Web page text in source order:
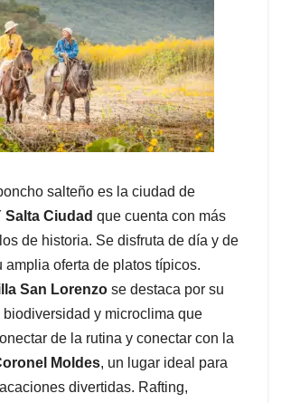
salteño es la ciudad de
Salta Ciudad que cuenta con más
de historia. Se disfruta de día y de
amplia oferta de platos típicos.
San Lorenzo se destaca por su
biodiversidad y microclima que
de la rutina y conectar con la
Moldes, un lugar ideal para
divertidas. Rafting,